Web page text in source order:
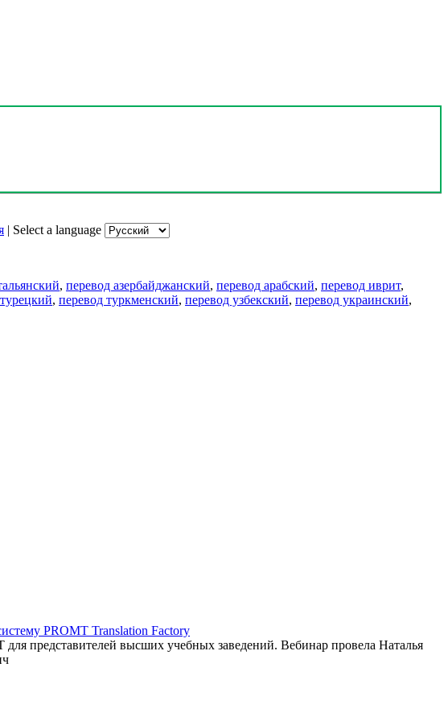
| Select a language
, перевод азербайджанский, перевод арабский, перевод иврит,
, перевод туркменский, перевод узбекский, перевод украинский,
PROMT Translation Factory
представителей высших учебных заведений. Вебинар провела Наталья